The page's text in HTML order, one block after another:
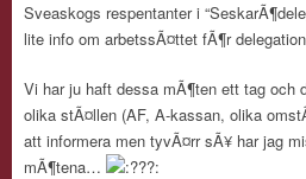
Sveaskogs respentanter i
lite info om arbetssÃ¤ttet fÃ¶r
Vi har ju haft dessa mÃ¶ten ett tag och
olika stÃ¤llen (AF, A-kassan, olika
att informera men tyvÃ¤rr sÃ¥ har jag
mÃ¶tena…